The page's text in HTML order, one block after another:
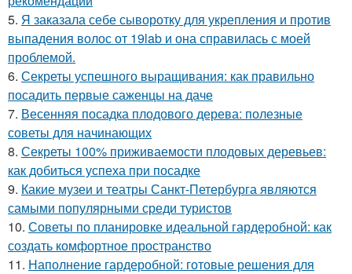
5. Я заказала себе сыворотку для укрепления и против
выпадения волос от 19lab и она справилась с моей
проблемой.
6. Секреты успешного выращивания: как правильно
посадить первые саженцы на даче
7. Весенняя посадка плодового дерева: полезные
советы для начинающих
8. Секреты 100% приживаемости плодовых деревьев:
как добиться успеха при посадке
9. Какие музеи и театры Санкт-Петербурга являются
самыми популярными среди туристов
10. Советы по планировке идеальной гардеробной: как
создать комфортное пространство
11. Наполнение гардеробной: готовые решения для